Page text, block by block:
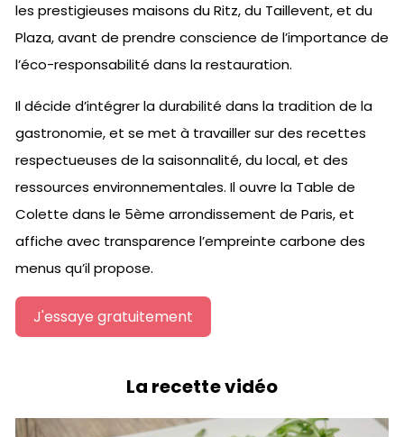
les prestigieuses maisons du Ritz, du Taillevent, et du
Plaza, avant de prendre conscience de l’importance de
l’éco-responsabilité dans la restauration.
Il décide d’intégrer la durabilité dans la tradition de la
gastronomie, et se met à travailler sur des recettes
respectueuses de la saisonnalité, du local, et des
ressources environnementales. Il ouvre la Table de
Colette dans le 5ème arrondissement de Paris, et
affiche avec transparence l’empreinte carbone des
menus qu’il propose.
J'essaye gratuitement
La recette vidéo